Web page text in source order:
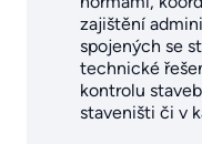
zajištění
spojených se
technické
kontrolu
staveništi či v